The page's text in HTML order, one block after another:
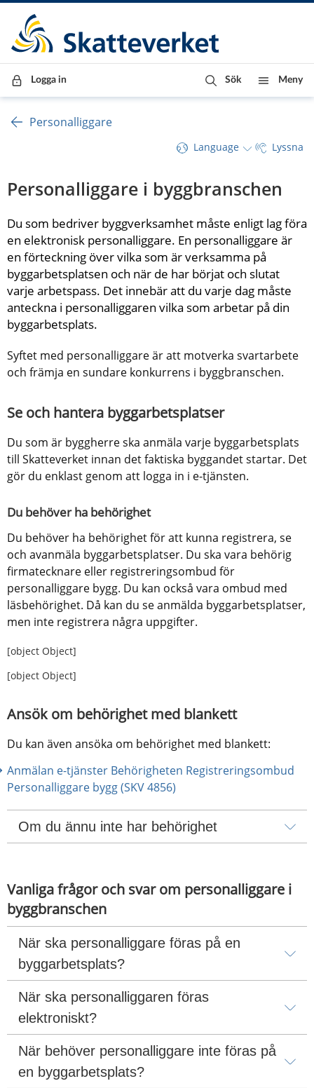
Till innehåll
Till navigationen
Till chattrobot
Logga in Sök Meny
Personalliggare
Language Lyssna
Personalliggare i byggbranschen
Du som bedriver byggverksamhet måste enligt lag föra
en elektronisk personalliggare. En personalliggare är
en förteckning över vilka som är verksamma på
byggarbetsplatsen och när de har börjat och slutat
varje arbetspass. Det innebär att du varje dag måste
anteckna i personalliggaren vilka som arbetar på din
byggarbetsplats.
Syftet med personalliggare är att motverka svartarbete
och främja en sundare konkurrens i byggbranschen.
Se och hantera byggarbetsplatser
Du som är byggherre ska anmäla varje byggarbetsplats
till Skatteverket innan det faktiska byggandet startar. Det
gör du enklast genom att logga in i e-tjänsten.
Du behöver ha behörighet
Du behöver ha behörighet för att kunna registrera, se
och avanmäla byggarbetsplatser. Du ska vara behörig
firmatecknare eller registreringsombud för
personalliggare bygg. Du kan också vara ombud med
läsbehörighet. Då kan du se anmälda byggarbetsplatser,
men inte registrera några uppgifter.
[object Object]
[object Object]
Ansök om behörighet med blankett
Du kan även ansöka om behörighet med blankett:
Anmälan e-tjänster Behörigheten Registreringsombud
Personalliggare bygg (SKV 4856)
Om du ännu inte har behörighet
Vanliga frågor och svar om personalliggare i
byggbranschen
När ska personalliggare föras på en
byggarbetsplats?
När ska personalliggaren föras
elektroniskt?
När behöver personalliggare inte föras på
en byggarbetsplats?